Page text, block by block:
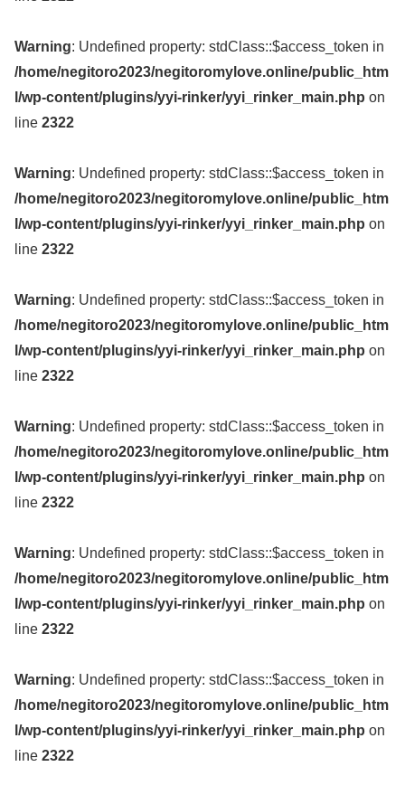
Warning: Undefined property: stdClass::$access_token in
/home/negitoro2023/negitoromylove.online/public_htm
l/wp-content/plugins/yyi-rinker/yyi_rinker_main.php on
line 2322
Warning: Undefined property: stdClass::$access_token in
/home/negitoro2023/negitoromylove.online/public_htm
l/wp-content/plugins/yyi-rinker/yyi_rinker_main.php on
line 2322
Warning: Undefined property: stdClass::$access_token in
/home/negitoro2023/negitoromylove.online/public_htm
l/wp-content/plugins/yyi-rinker/yyi_rinker_main.php on
line 2322
Warning: Undefined property: stdClass::$access_token in
/home/negitoro2023/negitoromylove.online/public_htm
l/wp-content/plugins/yyi-rinker/yyi_rinker_main.php on
line 2322
Warning: Undefined property: stdClass::$access_token in
/home/negitoro2023/negitoromylove.online/public_htm
l/wp-content/plugins/yyi-rinker/yyi_rinker_main.php on
line 2322
Warning: Undefined property: stdClass::$access_token in
/home/negitoro2023/negitoromylove.online/public_htm
l/wp-content/plugins/yyi-rinker/yyi_rinker_main.php on
line 2322